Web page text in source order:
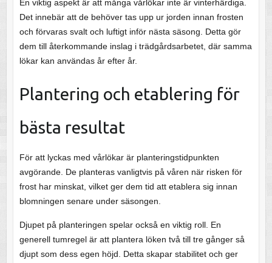
En viktig aspekt är att många vårlökar inte är vinterhärdiga.
Det innebär att de behöver tas upp ur jorden innan frosten
och förvaras svalt och luftigt inför nästa säsong. Detta gör
dem till återkommande inslag i trädgårdsarbetet, där samma
lökar kan användas år efter år.
Plantering och etablering för
bästa resultat
För att lyckas med vårlökar är planteringstidpunkten
avgörande. De planteras vanligtvis på våren när risken för
frost har minskat, vilket ger dem tid att etablera sig innan
blomningen senare under säsongen.
Djupet på planteringen spelar också en viktig roll. En
generell tumregel är att plantera löken två till tre gånger så
djupt som dess egen höjd. Detta skapar stabilitet och ger